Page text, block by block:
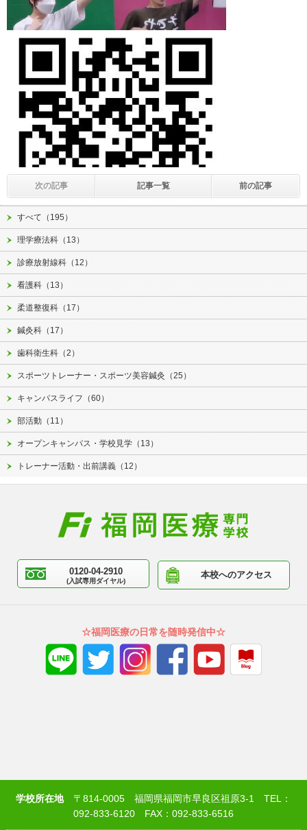
次の記事 記事一覧 前の記事
すべて（195）
理学療法科（13）
診療放射線科（12）
看護科（13）
柔道整復科（17）
鍼灸科（17）
歯科衛生科（2）
スポーツトレーナー・スポーツ美容鍼灸（25）
キャンパスライフ（60）
部活動（11）
オープンキャンパス・学校見学（13）
トレーナー活動・出前講義（12）
0120-04-2910
(入試専用ダイヤル)
本校へのアクセス
☆福岡医療の日常を随時発信中☆
学校所在地〒814-0005 福岡県福岡市早良区祖原3-1 TEL：
092-833-6120 FAX：092-833-6516